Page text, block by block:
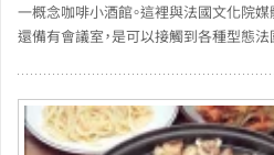
一概念咖啡小酒館。這裡與法國文化院媒
還備有會議室，是可以接觸到各種型態法